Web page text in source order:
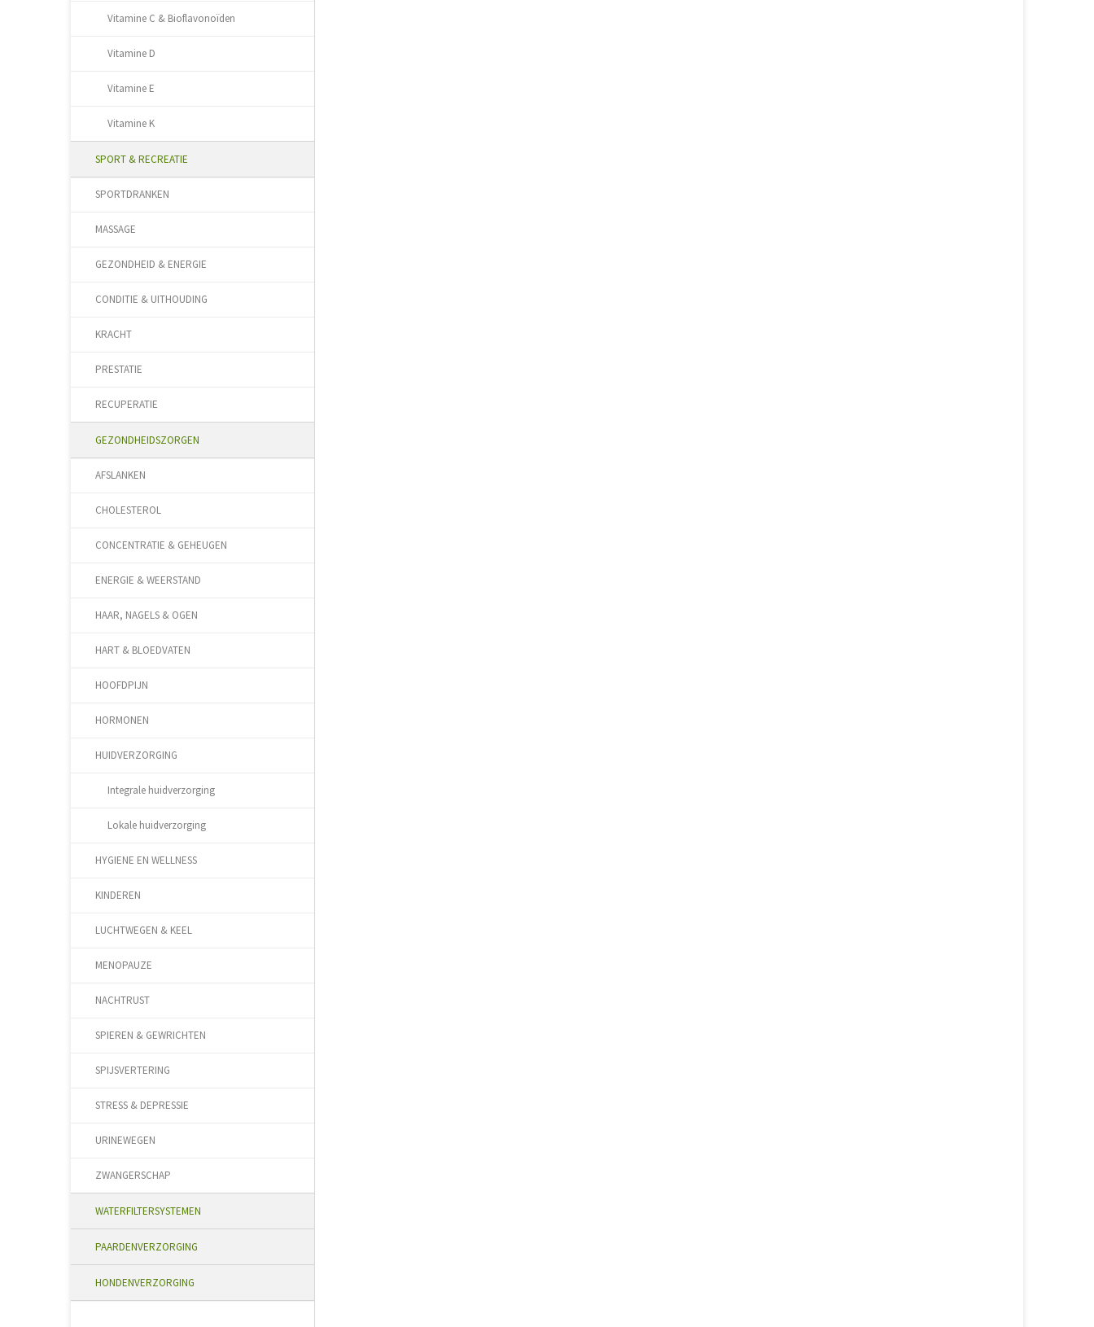
Vitamine C & Bioflavonoïden
Vitamine D
Vitamine E
Vitamine K
SPORT & RECREATIE
SPORTDRANKEN
MASSAGE
GEZONDHEID & ENERGIE
CONDITIE & UITHOUDING
KRACHT
PRESTATIE
RECUPERATIE
GEZONDHEIDSZORGEN
AFSLANKEN
CHOLESTEROL
CONCENTRATIE & GEHEUGEN
ENERGIE & WEERSTAND
HAAR, NAGELS & OGEN
HART & BLOEDVATEN
HOOFDPIJN
HORMONEN
HUIDVERZORGING
Integrale huidverzorging
Lokale huidverzorging
HYGIENE EN WELLNESS
KINDEREN
LUCHTWEGEN & KEEL
MENOPAUZE
NACHTRUST
SPIEREN & GEWRICHTEN
SPIJSVERTERING
STRESS & DEPRESSIE
URINEWEGEN
ZWANGERSCHAP
WATERFILTERSYSTEMEN
PAARDENVERZORGING
HONDENVERZORGING